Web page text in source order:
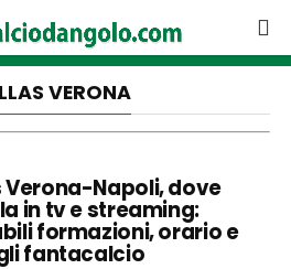
VERONA
Verona-Napoli, dove
in tv e streaming:
formazioni, orario e
fantacalcio